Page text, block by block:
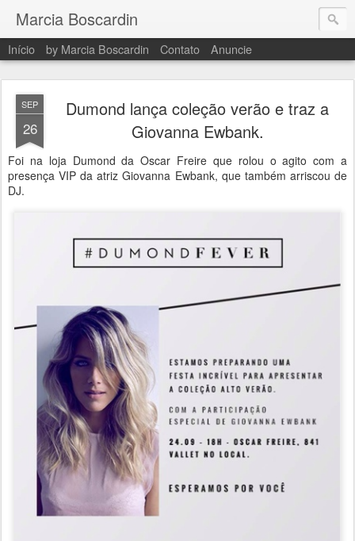
Marcia Boscardin
Início by Marcia Boscardin Contato Anuncie
SEP
26
Dumond lança coleção verão e traz a
Giovanna Ewbank.
Foi na loja Dumond da Oscar Freire que rolou o agito com a
presença VIP da atriz Giovanna Ewbank, que também arriscou de
DJ.